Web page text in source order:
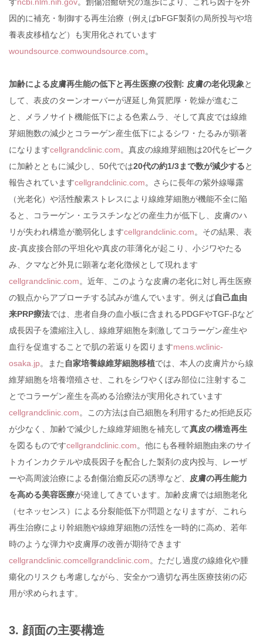
因的に補充・制御する再生治療（例えばbFGF製剤の局所投与や培
養表皮移植など）も実用化されています
woundsource.comwoundsource.com。
加齢による皮膚再生能の低下と再生医療の役割: 皮膚の老化現象と
して、表皮のターンオーバーが遅延し角質肥厚・乾燥が進むこ
と、メラノサイト機能低下による色素ムラ、そして真皮では線維
芽細胞数の減少とコラーゲン産生低下によるシワ・たるみが顕著
になりますcellgrandclinic.com。真皮の線維芽細胞は20代をピーク
に加齢とともに減少し、50代では20代の約1/3まで数が減少すると
報告されていますcellgrandclinic.com。さらに長年の紫外線曝露
（光老化）や活性酸素ストレスにより線維芽細胞が機能不全に陥
ると、コラーゲン・エラスチンなどの産生力が低下し、皮膚のハ
リが失われ構造が脆弱化しますcellgrandclinic.com。その結果、表
皮-真皮接合部の平坦化や真皮の菲薄化が起こり、小ジワやたる
み、クマなど外見に顕著な老化徴候として現れます
cellgrandclinic.com。近年、このような皮膚の老化に対し再生医療
の観点からアプローチする試みが進んでいます。例えば自己血由
来PRP療法では、患者自身の血小板に含まれるPDGFやTGF-βなど
成長因子を濃縮注入し、線維芽細胞を刺激してコラーゲン産生や
血行を促進することで肌の若返りを図りますmens.wclinic-
osaka.jp。また 自家培養線維芽細胞移植では、本人の皮膚片から線
維芽細胞を培養増殖させ、これをシワやくぼみ部位に注射するこ
とでコラーゲン産生を高める治療法が実用化されています
cellgrandclinic.com。この方法は自己細胞を利用するため拒絶反応
が少なく、加齢で減少した線維芽細胞を補充して真皮の構造再生
を図るものですcellgrandclinic.com。他にも各種幹細胞由来のサイ
トカインカクテルや成長因子を配合した製剤の皮内投与、レーザ
ーや高周波治療による創傷治癒反応の誘導など、
皮膚の再生能力
を高める美容医療が発達してきています。加齢皮膚では細胞老化
（セネッセンス）による分裂能低下が問題となりますが、これら
再生治療により幹細胞や線維芽細胞の活性を一時的に高め、若年
時のような弾力や皮膚厚の改善が期待できます
cellgrandclinic.comcellgrandclinic.com。ただし過度の線維化や腫
瘍化のリスクも考慮しながら、安全かつ適切な再生医療技術の応
用が求められます。
3. 顔面の主要構造